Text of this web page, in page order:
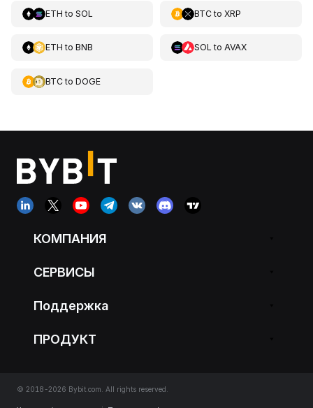
ETH to SOL BTCto XRP
ETH to BNB SOL to AVAX
BTCto DOGE
КОМПАНИЯ
СЕРВИСЫ
Поддержка
ПРОДУКТ
© 2018-2026 Bybit.com. All rights reserved.